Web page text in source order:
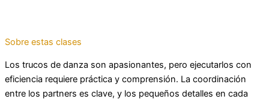
Sobre estas clases
Los trucos de danza son apasionantes, pero ejecutarlos con
eficiencia requiere práctica y comprensión. La coordinación
entre los partners es clave, y los pequeños detalles en cada